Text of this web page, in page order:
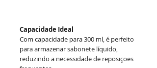
Capacidade Ideal
Com capacidade para 300 ml, é perfeito
para armazenar sabonete líquido,
reduzindo a necessidade de reposições